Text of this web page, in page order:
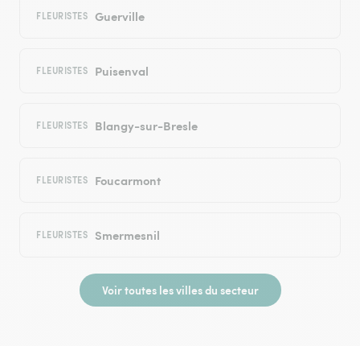
FLEURISTES Guerville
FLEURISTES Puisenval
FLEURISTES Blangy-sur-Bresle
FLEURISTES Foucarmont
FLEURISTES Smermesnil
Voir toutes les villes du secteur